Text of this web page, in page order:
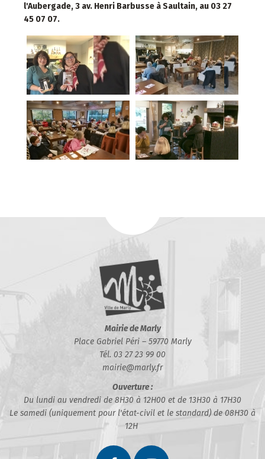
l'Aubergade, 3 av. Henri Barbusse à Saultain, au 03 27
45 07 07.
Mairie de Marly
Place Gabriel Péri – 59770 Marly
Tél. 03 27 23 99 00
mairie@marly.fr
Ouverture :
Du lundi au vendredi de 8H30 à 12H00 et de 13H30 à 17H30
Le samedi (uniquement pour l'état-civil et le standard) de 08H30 à
12H